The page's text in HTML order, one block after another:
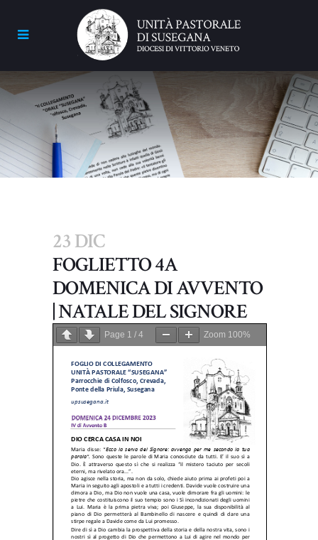
23 DIC
FOGLIETTO 4A
DOMENICA DI AVVENTO
| NATALE DEL SIGNORE
Page 1 / 4 Zoom 100%